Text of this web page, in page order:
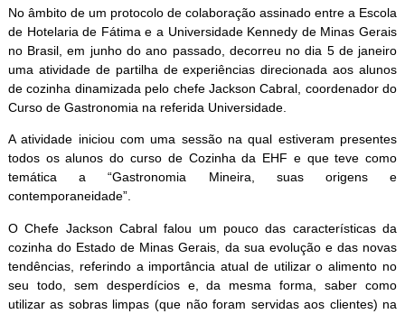
No âmbito de um protocolo de colaboração assinado entre a Escola
de Hotelaria de Fátima e a Universidade Kennedy de Minas Gerais
no Brasil, em junho do ano passado, decorreu no dia 5 de janeiro
uma atividade de partilha de experiências direcionada aos alunos
de cozinha dinamizada pelo chefe Jackson Cabral, coordenador do
Curso de Gastronomia na referida Universidade.
A atividade iniciou com uma sessão na qual estiveram presentes
todos os alunos do curso de Cozinha da EHF e que teve como
temática a “Gastronomia Mineira, suas origens e
contemporaneidade”.
O Chefe Jackson Cabral falou um pouco das características da
cozinha do Estado de Minas Gerais, da sua evolução e das novas
tendências, referindo a importância atual de utilizar o alimento no
seu todo, sem desperdícios e, da mesma forma, saber como
utilizar as sobras limpas (que não foram servidas aos clientes) na